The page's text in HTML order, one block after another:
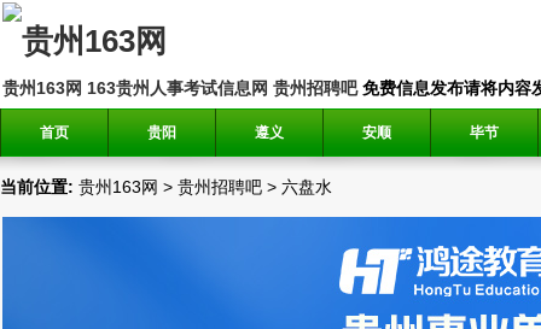
贵州163网 163贵州人事考试信息网 贵州招聘吧免费信息发布请将内容
首页 贵阳 遵义 安顺 毕节
当前位置: 贵州163网 > 贵州招聘吧 > 六盘水